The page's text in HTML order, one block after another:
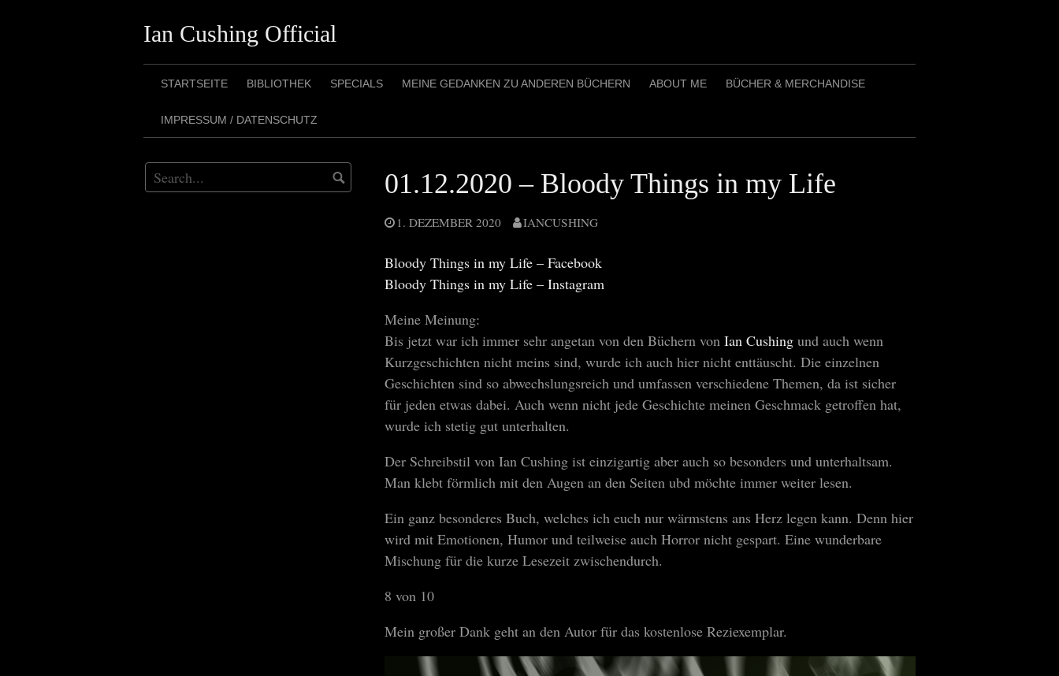
Ian Cushing Official
STARTSEITE BIBLIOTHEK SPECIALS MEINE GEDANKEN ZU ANDEREN BÜCHERN ABOUT ME BÜCHER & MERCHANDISE
IMPRESSUM / DATENSCHUTZ
01.12.2020 – Bloody Things in my Life
1. DEZEMBER 2020 IANCUSHING
Bloody Things in my Life – Facebook
Bloody Things in my Life – Instagram
Meine Meinung:
Bis jetzt war ich immer sehr angetan von den Büchern von Ian Cushing und auch wenn
Kurzgeschichten nicht meins sind, wurde ich auch hier nicht enttäuscht. Die einzelnen
Geschichten sind so abwechslungsreich und umfassen verschiedene Themen, da ist sicher
für jeden etwas dabei. Auch wenn nicht jede Geschichte meinen Geschmack getroffen hat,
wurde ich stetig gut unterhalten.
Der Schreibstil von Ian Cushing ist einzigartig aber auch so besonders und unterhaltsam.
Man klebt förmlich mit den Augen an den Seiten ubd möchte immer weiter lesen.
Ein ganz besonderes Buch, welches ich euch nur wärmstens ans Herz legen kann. Denn hier
wird mit Emotionen, Humor und teilweise auch Horror nicht gespart. Eine wunderbare
Mischung für die kurze Lesezeit zwischendurch.
8 von 10
Mein großer Dank geht an den Autor für das kostenlose Reziexemplar.